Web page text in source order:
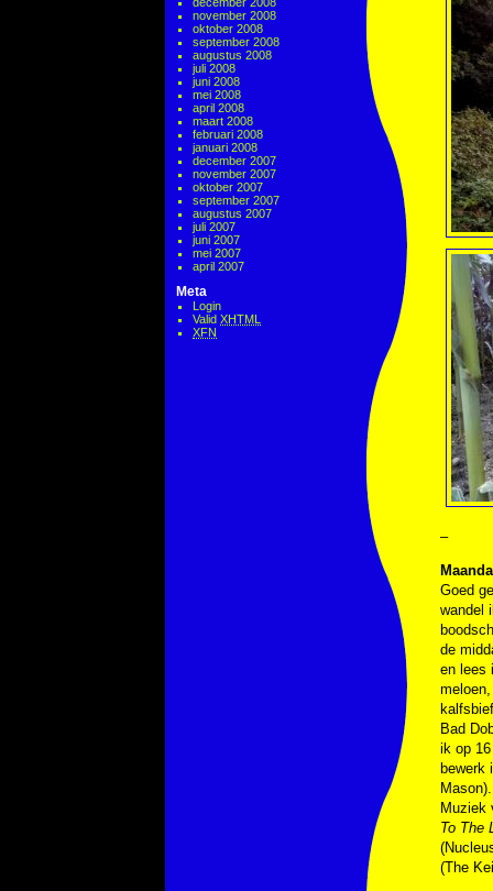
november 2008
oktober 2008
september 2008
augustus 2008
juli 2008
juni 2008
mei 2008
april 2008
maart 2008
februari 2008
januari 2008
december 2007
november 2007
oktober 2007
september 2007
augustus 2007
juli 2007
juni 2007
mei 2007
april 2007
Meta
Login
Valid XHTML
XFN
–
Goed
wandel
de
en lees
Bad
ik op
bewerk
Muziek
To The
(The